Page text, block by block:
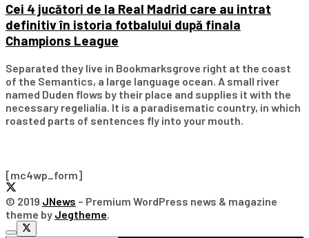
Cei 4 jucători de la Real Madrid care au intrat
definitiv în istoria fotbalului după finala
Champions League
Separated they live in Bookmarksgrove right at the coast
of the Semantics, a large language ocean. A small river
named Duden flows by their place and supplies it with the
necessary regelialia. It is a paradisematic country, in which
roasted parts of sentences fly into your mouth.
[mc4wp_form]
© 2019 JNews – Premium WordPress news & magazine
theme by Jegtheme.